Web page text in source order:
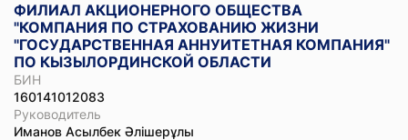
ФИЛИАЛ АКЦИОНЕРНОГО ОБЩЕСТВА
"КОМПАНИЯ ПО СТРАХОВАНИЮ ЖИЗНИ
"ГОСУДАРСТВЕННАЯ АННУИТЕТНАЯ КОМПАНИЯ"
ПО КЫЗЫЛОРДИНСКОЙ ОБЛАСТИ
БИН
160141012083
Руководитель
Иманов Асылбек Әлішерұлы